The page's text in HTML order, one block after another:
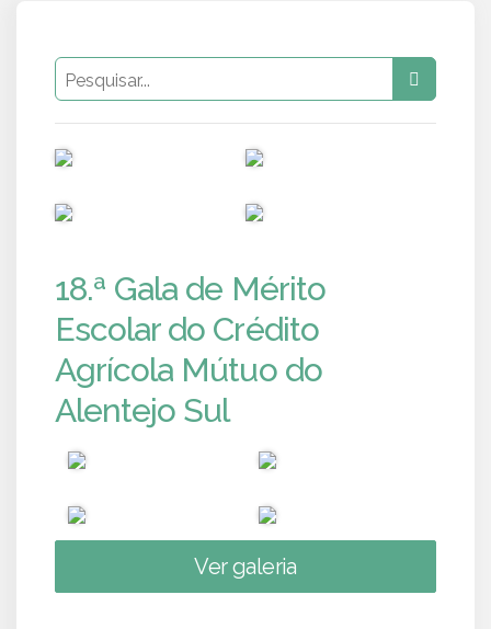
18.ª Gala de Mérito
Escolar do Crédito
Agrícola Mútuo do
Alentejo Sul
Ver galeria